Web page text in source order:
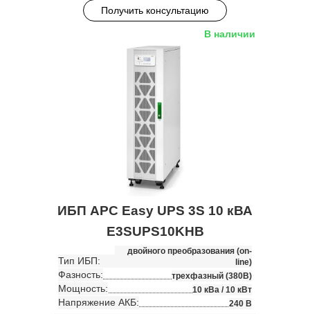
Получить консультацию
В наличии
ИБП APC Easy UPS 3S 10 кВА
E3SUPS10KHB
Тип ИБП:
двойного преобразования (on-
line)
Фазность: трехфазный (380В)
Мощность: 10 кВа / 10 кВт
Напряжение АКБ: 240 В